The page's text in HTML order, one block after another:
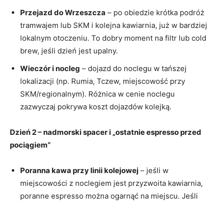
Przejazd do Wrzeszcza – po obiedzie krótka podróż
tramwajem lub SKM i kolejna kawiarnia, już w bardziej
lokalnym otoczeniu. To dobry moment na filtr lub cold
brew, jeśli dzień jest upalny.
Wieczór i nocleg – dojazd do noclegu w tańszej
lokalizacji (np. Rumia, Tczew, miejscowość przy
SKM/regionalnym). Różnica w cenie noclegu
zazwyczaj pokrywa koszt dojazdów kolejką.
Dzień 2 – nadmorski spacer i „ostatnie espresso przed
pociągiem”
Poranna kawa przy linii kolejowej – jeśli w
miejscowości z noclegiem jest przyzwoita kawiarnia,
poranne espresso można ogarnąć na miejscu. Jeśli